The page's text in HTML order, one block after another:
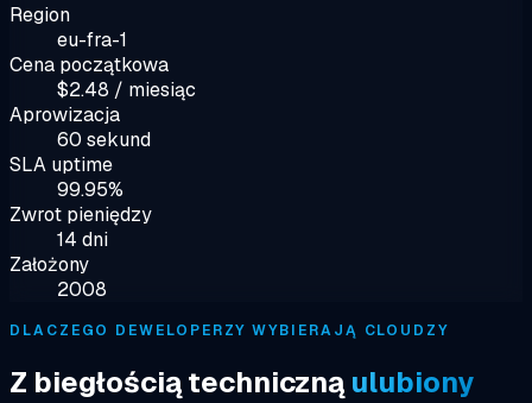
Region
eu-fra-1
Cena początkowa
$2.48 / miesiąc
Aprowizacja
60 sekund
SLA uptime
99.95%
Zwrot pieniędzy
14 dni
Założony
2008
DLACZEGO DEWELOPERZY WYBIERAJĄ CLOUDZY
Z biegłością techniczną ulubiony